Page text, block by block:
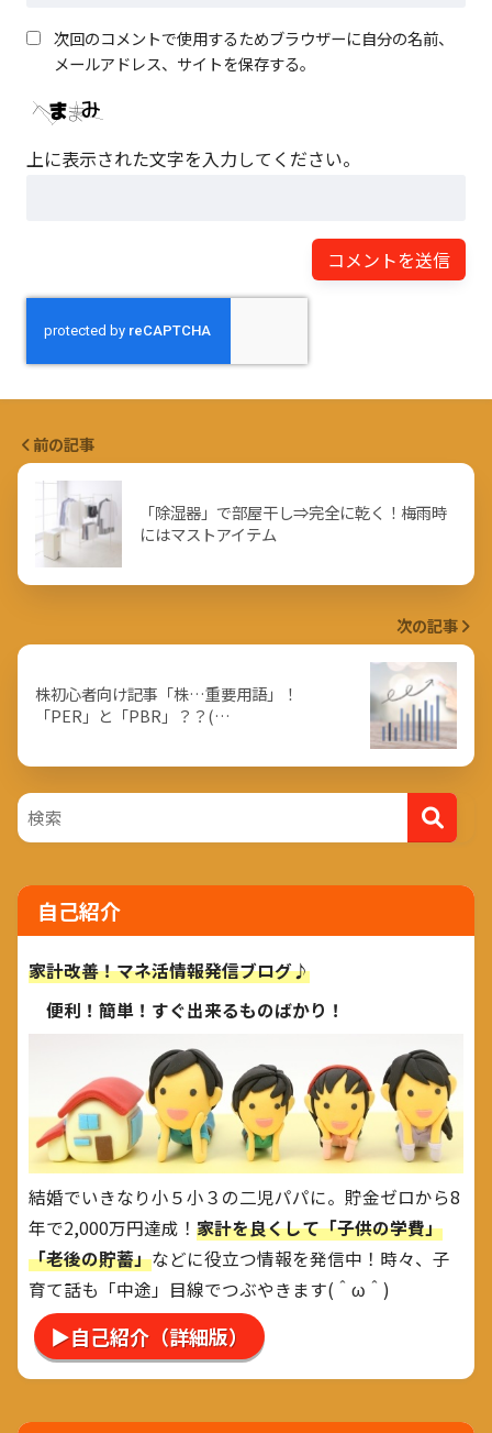
次回のコメントで使用するためブラウザーに自分の名前、
メールアドレス、サイトを保存する。
上に表示された文字を入力してください。
前の記事
「除湿器」で部屋干し⇒完全に乾く！梅雨時
にはマストアイテム
次の記事
株初心者向け記事「株…重要用語」！
「PER」と「PBR」？？(…
自己紹介
家計改善！マネ活情報発信ブログ♪
便利！簡単！すぐ出来るものばかり！
結婚でいきなり小５小３の二児パパに。貯金ゼロから8
年で2,000万円達成！ 家計を良くして「子供の学費」
「老後の貯蓄」などに役立つ情報を発信中！時々、子
育て話も「中途」目線でつぶやきます(＾ω＾)
▶自己紹介（詳細版）